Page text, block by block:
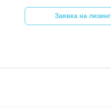
Заявка на лизинг